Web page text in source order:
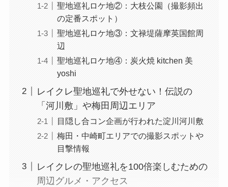
聖地巡礼ロケ地②：大枝公園（撮影頻出
の定番スポット）
聖地巡礼ロケ地③：文禄堤薩摩英国館周
辺
聖地巡礼ロケ地④：炭火焼 kitchen 美
yoshi
レイクレ聖地巡礼で外せない！伝説の
「河川敷」や梅田周辺エリア
目隠し合コン企画が行われた淀川河川敷
梅田・中崎町エリアでの撮影スポットや
目撃情報
レイクレの聖地巡礼を100倍楽しむための
周辺グルメ・アクセス